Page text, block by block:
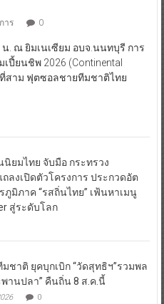
าร 0
น. ณ ยิมเนเซียม อบจ.นนทบุรี การ
ยนชิพ 2026 (Continental
ที่สาม ฟุตซอลชายทีมชาติไทย
ยมไทย จับมือ กระทรวง
ลงเปิดตัวโครงการ ประกวดอัต
มิภาค “รสถิ่นไทย” เฟ้นหาเมนู
สู่ระดับโลก
ชาติ ยุคบุกเบิก “วัดสุทธิฯ”รวมพล
พานปลา” คืนถิ่น 8 ส.ค.นี้
0